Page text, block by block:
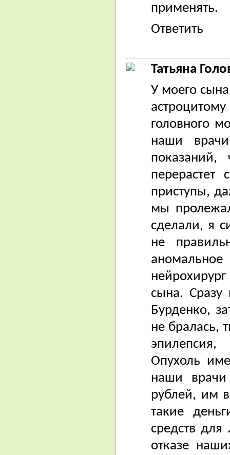
применять.
Ответить
Татьяна
У моего
головного
наши
приступы,
мы
сделали, я
не
сына. Сразу
Бурденко,
не бралась,
Опухоль
наши
рублей, им
такие
средств
отказе